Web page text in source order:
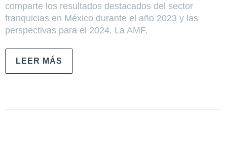
comparte los resultados destacados del sector
franquicias en México durante el año 2023 y las
perspectivas para el 2024. La AMF,
LEER MÁS